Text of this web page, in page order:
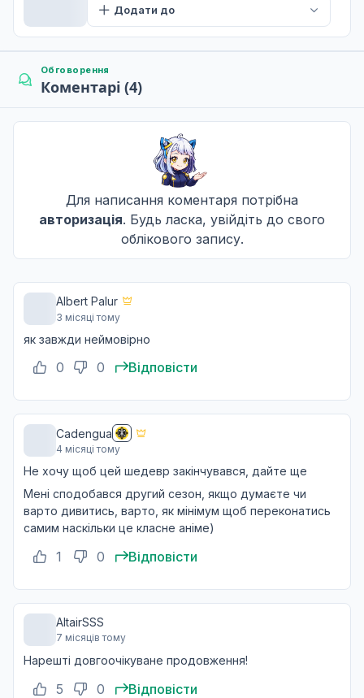
+1
20 бер. 2026
Прекрасне видовище
Додати до
Обговорення
Коментарі (4)
Для написання коментаря потрібна
авторизація. Будь ласка, увійдіть до свого
облікового запису.
Albert Palur
3 місяці тому
як завжди неймовірно
0 0 Відповісти
Cadengua
4 місяці тому
Не хочу щоб цей шедевр закінчувався, дайте ще
Мені сподобався другий сезон, якщо думаєте чи
варто дивитись, варто, як мінімум щоб переконатись
самим наскільки це класне аніме)
1 0 Відповісти
AltairSSS
7 місяців тому
Нарешті довгоочікуване продовження!
5 0 Відповісти